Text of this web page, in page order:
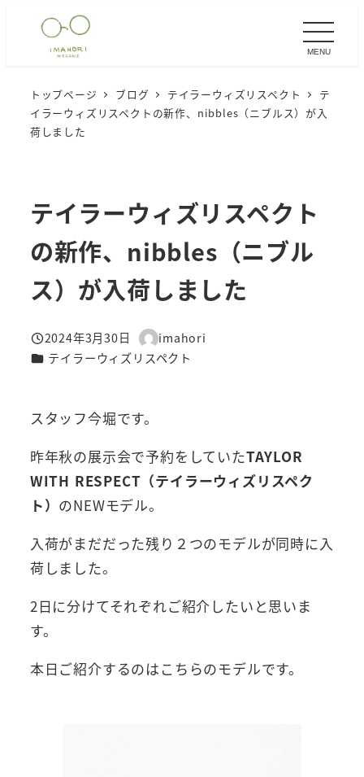
MENU
トップページ ブログ テイラーウィズリスペクト
テ
イラーウィズリスペクトの新作、nibbles（ニブルス）が入
荷しました
テイラーウィズリスペクト
の新作、nibbles（ニブル
ス）が入荷しました
投稿日
2024年3月30日
著
者
imahori
カテゴリー
テイラーウィズリスペクト
スタッフ今堀です。
昨年秋の展示会で予約をしていたTAYLOR
WITH RESPECT（テイラーウィズリスペク
ト） のNEWモデル。
入荷がまだだった残り２つのモデルが同時に入
荷しました。
2日に分けてそれぞれご紹介したいと思いま
す。
本日ご紹介するのはこちらのモデルです。